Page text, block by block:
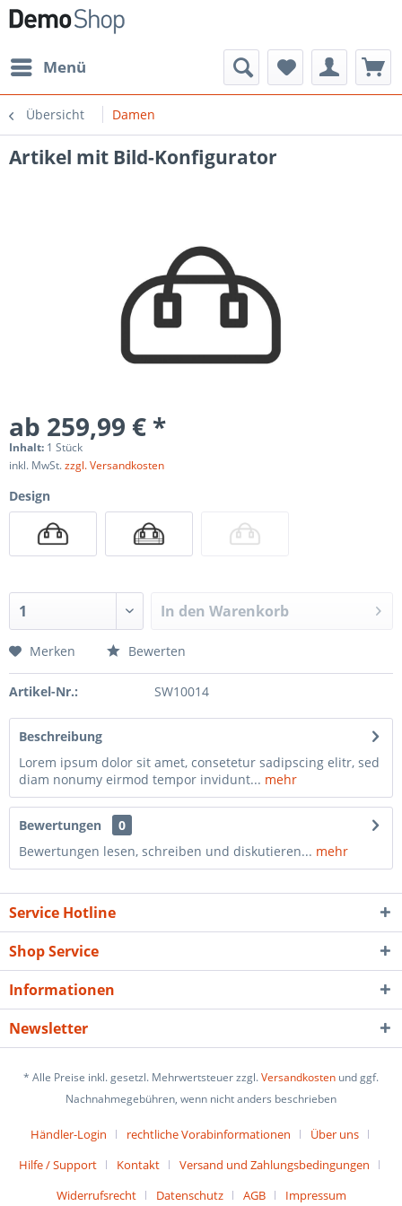
Menü
Übersicht Damen
Artikel mit Bild-Konfigurator
ab 259,99 € *
Inhalt: 1 Stück
inkl. MwSt.zzgl. Versandkosten
Design
In den Warenkorb
Merken Bewerten
Artikel-Nr.: SW10014
Beschreibung
Lorem ipsum dolor sit amet, consetetur sadipscing elitr, sed
diam nonumy eirmod tempor invidunt... mehr
Bewertungen
0
Bewertungen lesen, schreiben und diskutieren... mehr
Service Hotline
Shop Service
Informationen
Newsletter
* Alle Preise inkl. gesetzl. Mehrwertsteuer zzgl.Versandkosten und ggf.
Nachnahmegebühren, wenn nicht anders beschrieben
Händler-Login rechtliche Vorabinformationen
Über uns
Hilfe / Support
Kontakt
Versand und Zahlungsbedingungen
Widerrufsrecht
Datenschutz AGB Impressum